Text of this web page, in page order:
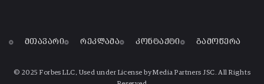
მთავარი რეკლამა კონტაქტი გამოწერა
© 2025 Forbes LLC, Used under License by Media Partners JSC. All Rights